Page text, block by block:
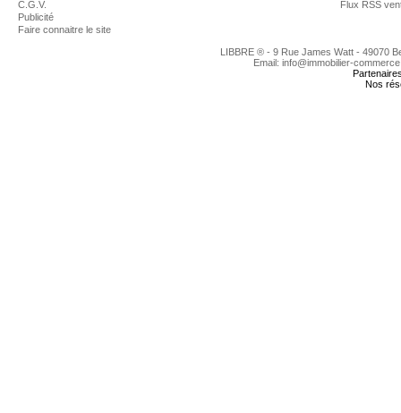
C.G.V.
Publicité
Faire connaitre le site
Flux RSS
LIBBRE ® - 9 Rue James Watt - 49070
Email: info@immobilier-
Nos